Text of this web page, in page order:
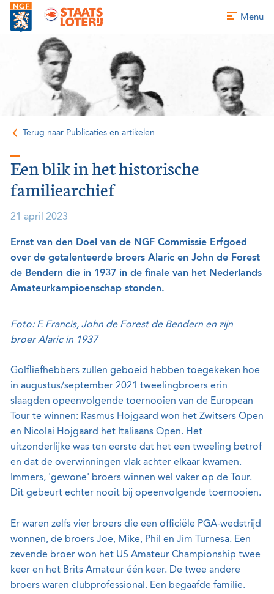
Menu
Terug naar Publicaties en artikelen
Een blik in het historische
familiearchief
21 april 2023
Ernst van den Doel van de NGF Commissie Erfgoed
over de getalenteerde broers Alaric en John de Forest
de Bendern die in 1937 in de finale van het Nederlands
Amateurkampioenschap stonden.
Foto: F. Francis, John de Forest de Bendern en zijn
broerAlaricin 1937
Golfliefhebbers zullen geboeid hebben toegekeken hoe
in augustus/september 2021 tweelingbroers erin
slaagden opeenvolgende toernooien van de European
Tour te winnen: Rasmus Hojgaard won het Zwitsers Open
en Nicolai Hojgaard het Italiaans Open. Het
uitzonderlijke was ten eerste dat het een tweeling betrof
en dat de overwinningen vlak achter elkaar kwamen.
Immers, 'gewone' broers winnen wel vaker op de Tour.
Dit gebeurt echter nooit bij opeenvolgende toernooien.
Er waren zelfs vier broers die een officiële PGA-wedstrijd
wonnen, de broers Joe, Mike, Phil en Jim Turnesa. Een
zevende broer won het US Amateur Championship twee
keer en het Brits Amateur één keer. De twee andere
broers waren clubprofessional. Een begaafde familie.